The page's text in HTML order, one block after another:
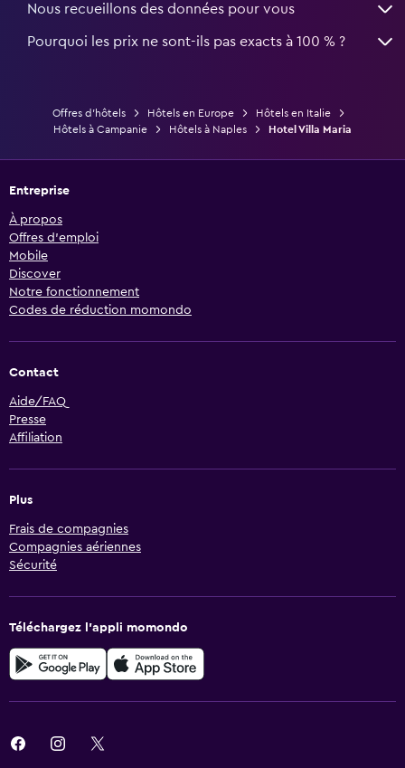
Nous recueillons des données pour vous
Pourquoi les prix ne sont-ils pas exacts à 100 % ?
Offres d’hôtels Hôtels en Europe
Hôtels en Italie
Hôtels à Campanie
Hôtels à Naples Hotel Villa Maria
Entreprise
À propos
Offres d’emploi
Mobile
Discover
Notre fonctionnement
Codes de réduction momondo
Contact
Aide/FAQ
Presse
Affiliation
Plus
Frais de compagnies
Compagnies aériennes
Sécurité
Téléchargez l’appli momondo